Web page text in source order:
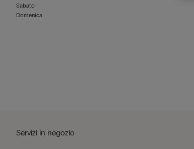
Sabato
Domenica
Servizi in negozio